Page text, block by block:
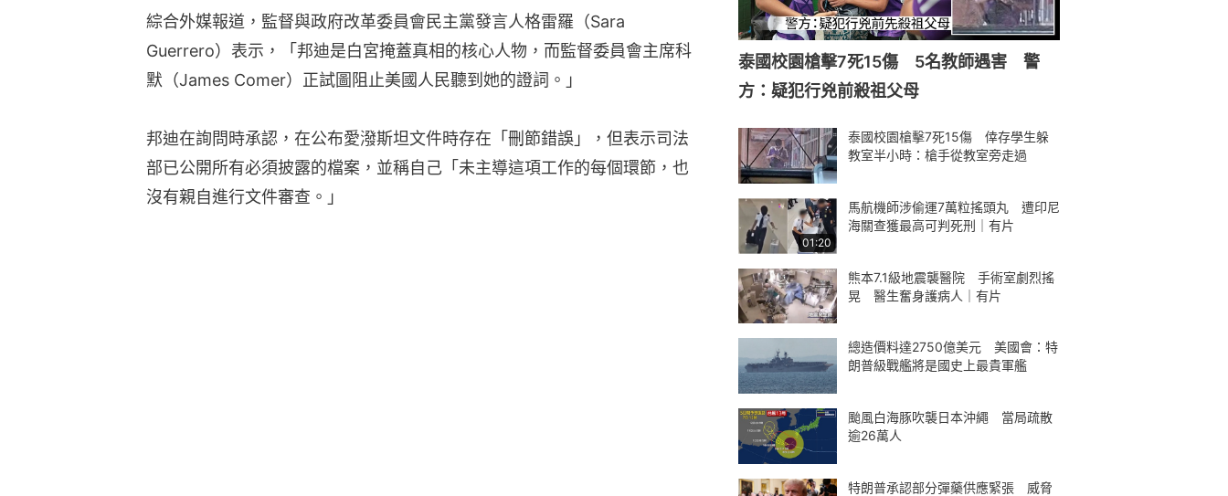
綜合外媒報道，監督與政府改革委員會民主黨發言人格雷羅（Sara
Guerrero）表示，「邦迪是白宮掩蓋真相的核心人物，而監督委員會主席科
默（James Comer）正試圖阻止美國人民聽到她的證詞。」
邦迪在詢問時承認，在公布愛潑斯坦文件時存在「刪節錯誤」，但表示司法
部已公開所有必須披露的檔案，並稱自己「未主導這項工作的每個環節，也
沒有親自進行文件審查。」
泰國校園槍擊7死15傷 5名教師遇害 警
方：疑犯行兇前殺祖父母
泰國校園槍擊7死15傷 倖存學生躲
教室半小時：槍手從教室旁走過
01:20
馬航機師涉偷運7萬粒搖頭丸 遭印尼
海關查獲最高可判死刑｜有片
熊本7.1級地震襲醫院 手術室劇烈搖
晃 醫生奮身護病人｜有片
總造價料達2750億美元 美國會：特
朗普級戰艦將是國史上最貴軍艦
颱風白海豚吹襲日本沖繩 當局疏散
逾26萬人
特朗普承認部分彈藥供應緊張 威脅